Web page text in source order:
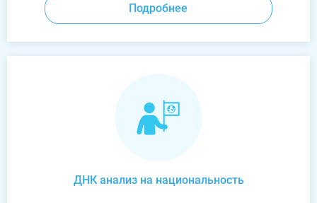
Подробнее
ДНК анализ на национальность